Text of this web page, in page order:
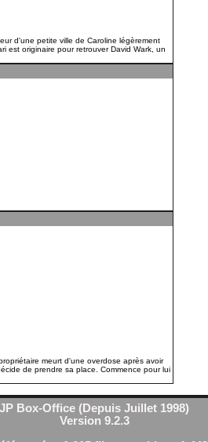
d'une petite ville de Caroline légèrement
est originaire pour retrouver David Wark, un
meurt d'une overdose après avoir
de prendre sa place. Commence pour lui
JP Box-Office (Depuis Juillet 1998)
Version 9.2.3